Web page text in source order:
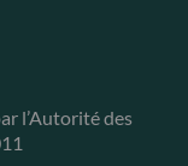
l’Autorité des